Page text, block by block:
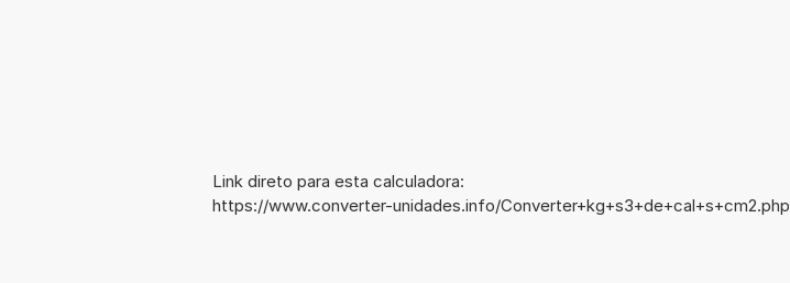
Link direto para esta calculadora:
https://www.converter-unidades.info/Converter+kg+s3+de+cal+s+cm2.php